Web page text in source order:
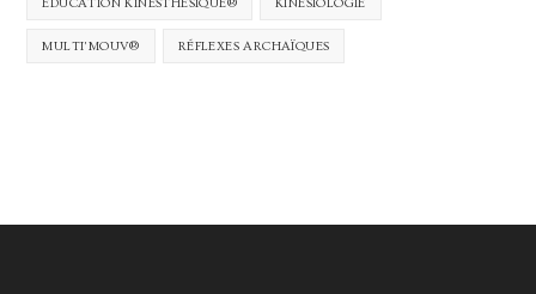
MULTI'MOUV® RÉFLEXES ARCHAÏQUES